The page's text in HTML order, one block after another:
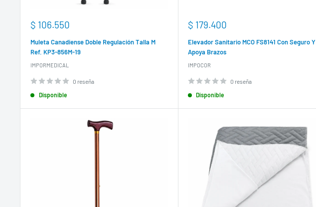
Precio
venta
$ 106.550
Muleta Canadiense Doble Regulación Talla M
Ref. KP3-856M-19
IMPORMEDICAL
0 reseña
Disponible
Precio
venta
$ 179.400
Elevador Sanitario MCO FS8141 Con Seguro Y
Apoya Brazos
IMPOCOR
0 reseña
Disponible